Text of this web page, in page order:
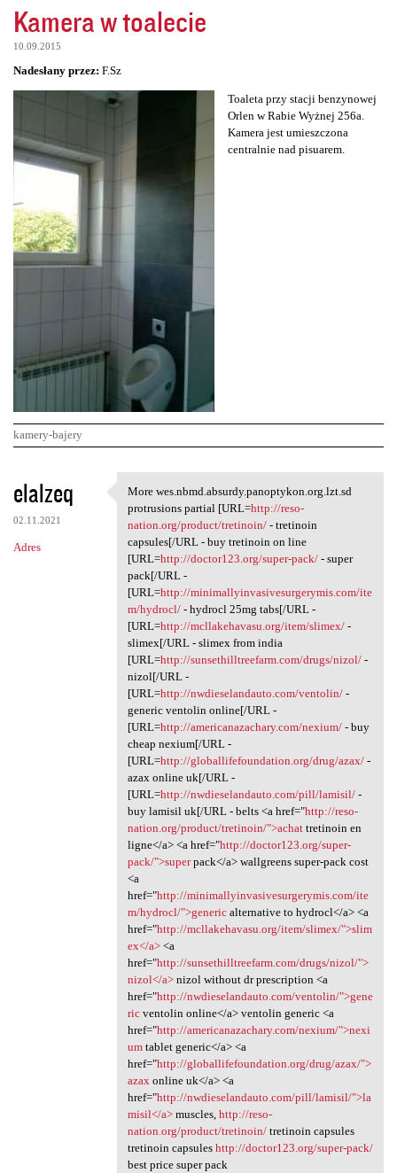
Kamera w toalecie
10.09.2015
Nadesłany przez: F.Sz
Toaleta przy stacji benzynowej
Orlen w Rabie Wyżnej 256a.
Kamera jest umieszczona
centralnie nad pisuarem.
kamery-bajery
K
o
m
e
elalzeq
02.11.2021
Adres
More wes.nbmd.absurdy
More wes.nbmd.absurdy.panoptykon.org.lzt.sd
protrusions partial [URL=http://reso-
nation.org/product/tretinoin/- tretinoin
capsules[/URL - buy tretinoin on line
[URL=http://doctor123.org/super-pack/- super
pack[/URL -
[URL=http://minimallyinvasivesurgerymis.com/ite
m/hydrocl/- hydrocl 25mg tabs[/URL -
[URL=http://mcllakehavasu.org/item/slimex/-
slimex[/URL - slimex from india
[URL=http://sunsethilltreefarm.com/drugs/nizol/-
nizol[/URL -
[URL=http://nwdieselandauto.com/ventolin/-
generic ventolin online[/URL -
[URL=http://americanazachary.com/nexium/- buy
cheap nexium[/URL -
[URL=http://globallifefoundation.org/drug/azax/-
azax online uk[/URL -
[URL=http://nwdieselandauto.com/pill/lamisil/-
buy lamisil uk[/URL - belts <a href="http://reso-
nation.org/product/tretinoin/">achattretinoin en
ligne</a> <a href="http://doctor123.org/super-
pack/">superpack</a> wallgreens super-pack cost
<a
href="http://minimallyinvasivesurgerymis.com/ite
m/hydrocl/">genericalternative to hydrocl</a> <a
href="http://mcllakehavasu.org/item/slimex/">slim
ex</a><a
href="http://sunsethilltreefarm.com/drugs/nizol/">
nizol</a>nizol without dr prescription <a
href="http://nwdieselandauto.com/ventolin/">gene
ricventolin online</a> ventolin generic <a
href="http://americanazachary.com/nexium/">nexi
umtablet generic</a> <a
href="http://globallifefoundation.org/drug/azax/">
azax online uk</a> <a
href="http://nwdieselandauto.com/pill/lamisil/">la
misil</a>muscles, http://reso-
nation.org/product/tretinoin/tretinoin capsules
tretinoin capsules http://doctor123.org/super-pack/
best price super pack